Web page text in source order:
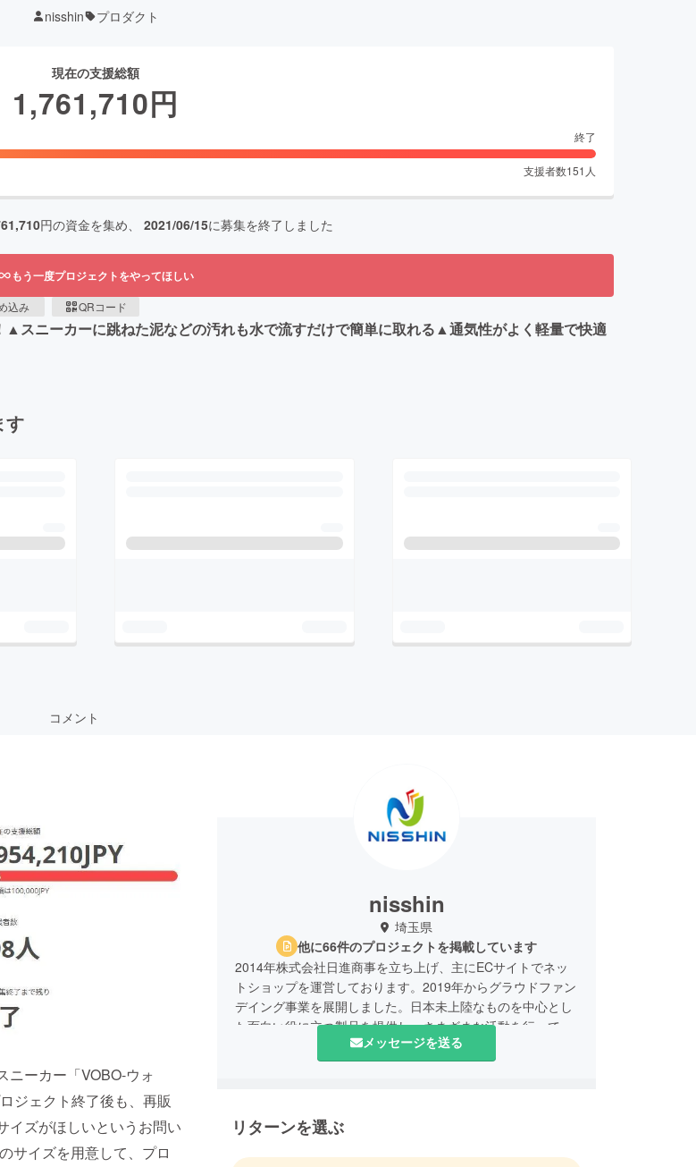
nisshin プロダクト
現在の支援総額
1,761,710円
終了
支援者数151 人
円の資金を集め、 2021/06/15に募集を終了しました
もう一度プロジェクトをやってほしい
込み QRコード
スニーカーに跳ねた泥などの汚れも水で流すだけで簡単に取れる▲通気性がよく軽量で快適
す
コメント
ニーカー「VOBO-ウォ
ジェクト終了後も、再販
イズがほしいというお問い
サイズを用意して、プロ
nisshin
埼玉県
他に66件のプロジェクトを掲載しています
2014年株式会社日進商事を立ち上げ、主にECサイトでネッ
トショップを運営しております。2019年からグラウドファン
デイング事業を展開しました。日本未上陸なものを中心とし
た面白い役に立つ製品を提供し、さまざまな活動を行ってい
1.事業者の名称 株式会社日進商事
4.メールアドレス hanahana1688@yahoo.co.jp
メッセージを送る
リターンを選ぶ